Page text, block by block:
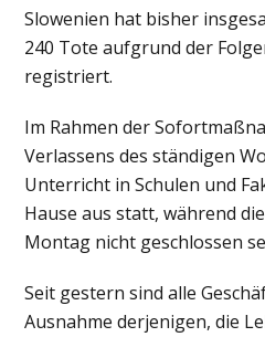
Slowenien hat bisher
240 Tote aufgrund der
registriert.
Im Rahmen der
Verlassens des ständigen
Unterricht in Schulen und
Hause aus statt, während
Montag nicht geschlossen
Seit gestern sind alle
Ausnahme derjenigen, die